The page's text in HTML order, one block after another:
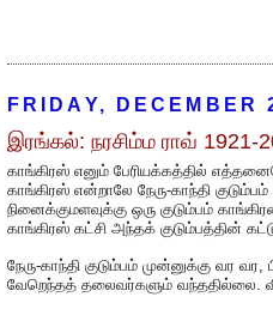
FRIDAY, DECEMBER
இரங்கல்: நரசிம்ம ராவ் 1921-
காங்கிரஸ் எனும் பேரியக்கத்தில்
காங்கிரஸ் என்றாலே நேரு-காந்தி
நினைக்குமளவுக்கு ஒரு குடும்பம்
காங்கிரஸ் கட்சி அந்தக் குடும்பத்தின்
நேரு-காந்தி குடும்பம் முன்னுக்கு வர
வேறெந்தத் தலைவர்களும் வந்ததில்லை.